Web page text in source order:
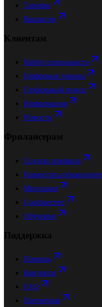
Тарифы
Вакансии
Клиентам
Найти специалиста
Цифровые товары
Глобальный поиск
Информация
Новости
Фрилансерам
Создать профиль
Разместить объявление
Миграция
Сообщество
Обучение
Поддержка
Помощь
Контакты
FAQ
Партнёрам